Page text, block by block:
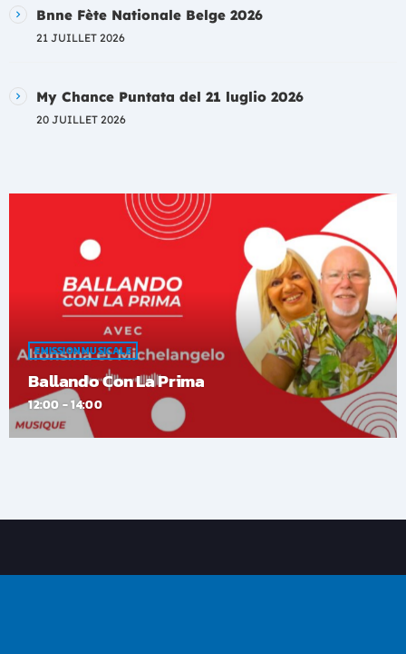
Bnne Fète Nationale Belge 2026
21 JUILLET 2026
My Chance Puntata del 21 luglio 2026
20 JUILLET 2026
EMISSION MUSICALE
Ballando Con La Prima
12:00 - 14:00